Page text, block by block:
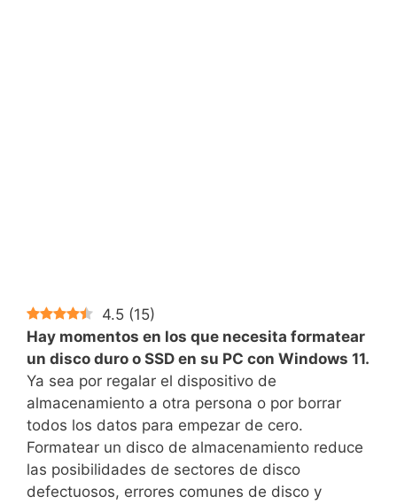
4.5 (15)
Hay momentos en los que necesita formatear
un disco duro o SSD en su PC con Windows 11.
Ya sea por regalar el dispositivo de
almacenamiento a otra persona o por borrar
todos los datos para empezar de cero.
Formatear un disco de almacenamiento reduce
las posibilidades de sectores de disco
defectuosos, errores comunes de disco y